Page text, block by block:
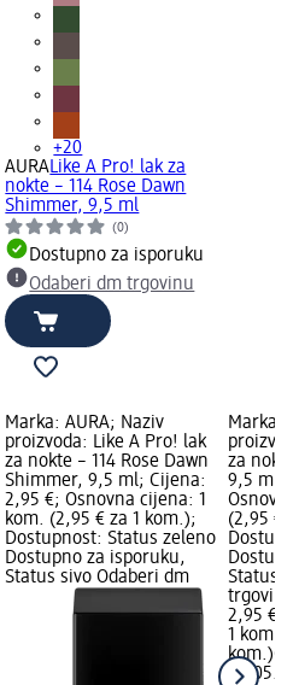
+20
AURALike A Pro! lak za
nokte – 114 Rose Dawn
Shimmer, 9,5 ml
(0)
Dostupno za isporuku
Odaberi dm trgovinu
Marka: AURA; Naziv
proizvoda: Like A Pro! lak
za nokte – 114 Rose Dawn
Shimmer, 9,5 ml; Cijena:
2,95 €; Osnovna cijena: 1
kom. (2,95 € za 1 kom.);
Dostupnost: Status zeleno
Dostupno za isporuku,
Status sivo Odaberi dm
Marka:
za nokte
9,5 ml;
(2,95 €
Status
trgovinu
2,95 €
1 kom.
kom.)